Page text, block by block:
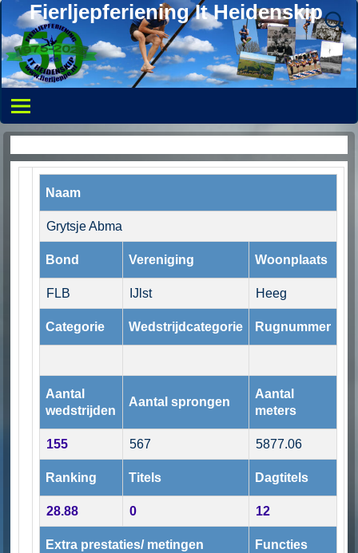
Fierljepferiening It Heidenskip
Naam
Grytsje Abma
Bond Vereniging Woonplaats
FLB IJlst Heeg
Categorie Wedstrijdcategorie Rugnummer
Aantal
wedstrijden
Aantal sprongen
Aantal
meters
155 567 5877.06
Ranking Titels Dagtitels
28.88 0 12
Extra prestaties/ metingen Functies